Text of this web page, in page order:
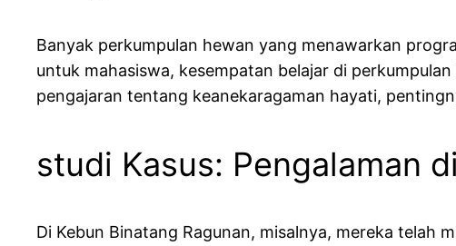
Banyak perkumpulan hewan yang menawarkan
untuk mahasiswa, kesempatan belajar di
pengajaran tentang keanekaragaman hayati,
studi Kasus: Pengalaman
Di Kebun Binatang Ragunan, misalnya, mereka telah